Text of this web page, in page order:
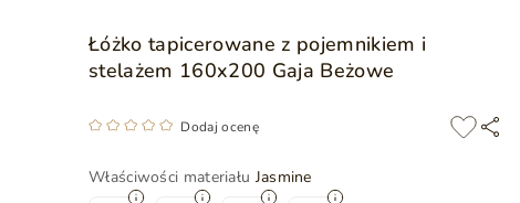
Łóżko tapicerowane z pojemnikiem i
stelażem 160x200 Gaja Beżowe
Dodaj ocenę
Właściwości materiału Jasmine